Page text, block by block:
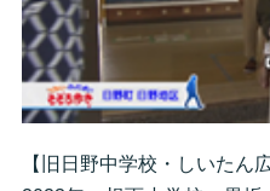
【旧日野中学校・しいたん広